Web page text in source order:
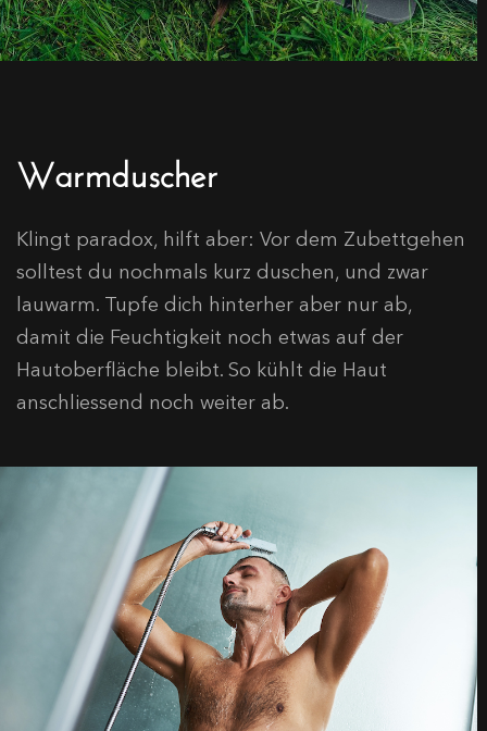
Warmduscher
Klingt paradox, hilft aber: Vor dem Zubettgehen
solltest du nochmals kurz duschen, und zwar
lauwarm. Tupfe dich hinterher aber nur ab,
damit die Feuchtigkeit noch etwas auf der
Hautoberfläche bleibt. So kühlt die Haut
anschliessend noch weiter ab.